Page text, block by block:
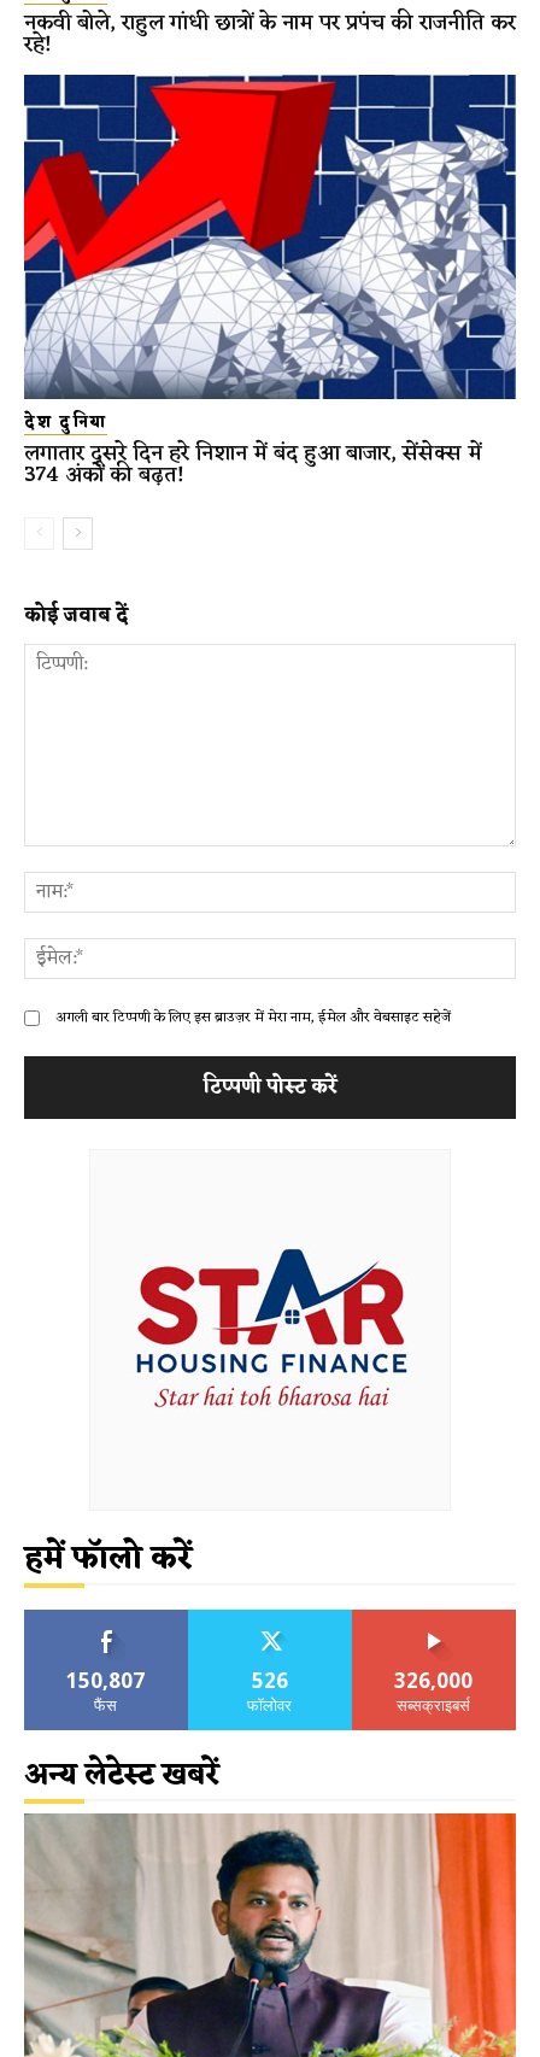
नकवी बोले, राहुल गांधी छात्रों के नाम पर प्रपंच की राजनीति कर
रहे!
देश दुनिया
लगातार दूसरे दिन हरे निशान में बंद हुआ बाजार, सेंसेक्स में
374 अंकों की बढ़त!
कोई जवाब दें
अगली बार टिप्पणी के लिए इस ब्राउज़र में मेरा नाम, ईमेल और वेबसाइट सहेजें
हमें फॉलो करें
150,807
फैंस
526
फॉलोवर
326,000
सब्सक्राइबर्स
अन्य लेटेस्ट खबरें